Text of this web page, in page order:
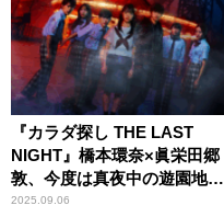
『カラダ探し THE LAST
NIGHT』橋本環奈×眞栄田郷
敦、今度は真夜中の遊園地で
呪いの連鎖が始まる
2025.09.06